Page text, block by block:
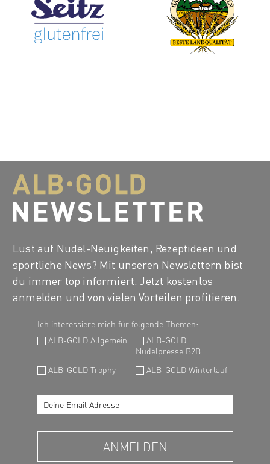
Lust auf Nudel-Neuigkeiten, Rezeptideen und
sportliche News? Mit unseren Newslettern bist
du immer top informiert. Jetzt kostenlos
anmelden und von vielen Vorteilen profitieren.